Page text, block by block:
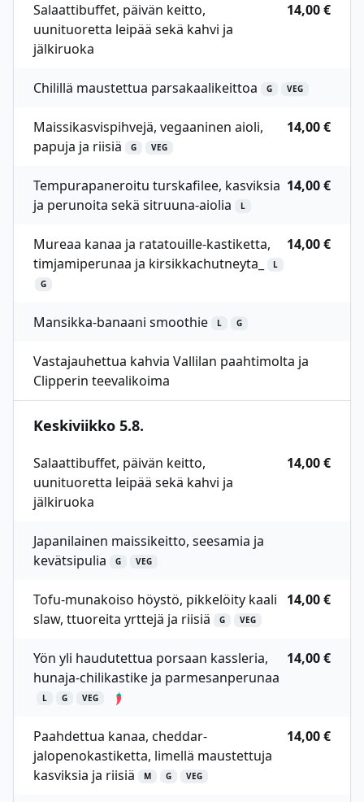
Salaattibuffet, päivän keitto,
uunituoretta leipää sekä kahvi ja
jälkiruoka
14,00 €
Chilillä maustettua parsakaalikeittoa G VEG
Maissikasvispihvejä, vegaaninen aioli,
papuja ja riisiä
G VEG
14,00 €
Tempurapaneroitu turskafilee, kasviksia
ja perunoita sekä sitruuna-aiolia
L
14,00 €
Mureaa kanaa ja ratatouille-kastiketta,
timjamiperunaa ja kirsikkachutneyta_
L
G
14,00 €
Mansikka-banaani smoothie L G
Vastajauhettua kahvia Vallilan paahtimolta ja
Clipperin teevalikoima
Keskiviikko 5.8.
Salaattibuffet, päivän keitto,
uunituoretta leipää sekä kahvi ja
jälkiruoka
14,00 €
Japanilainen maissikeitto, seesamia ja
kevätsipulia
G VEG
Tofu-munakoiso höystö, pikkelöity kaali
slaw, ttuoreita yrttejä ja riisiä
G VEG
14,00 €
Yön yli haudutettua porsaan kassleria,
hunaja-chilikastike ja parmesanperunaa
L G VEG
14,00 €
Paahdettua kanaa, cheddar-
jalopenokastiketta, limellä maustettuja
kasviksia ja riisiä
M G VEG
14,00 €